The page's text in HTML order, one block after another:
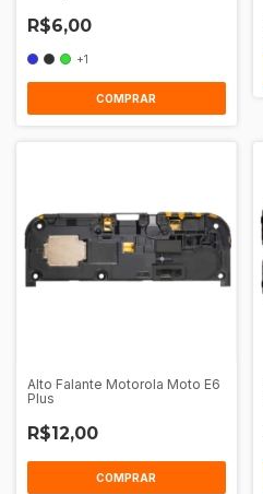
R$6,00
+1
COMPRAR
Alto Falante Motorola Moto E6
Plus
R$12,00